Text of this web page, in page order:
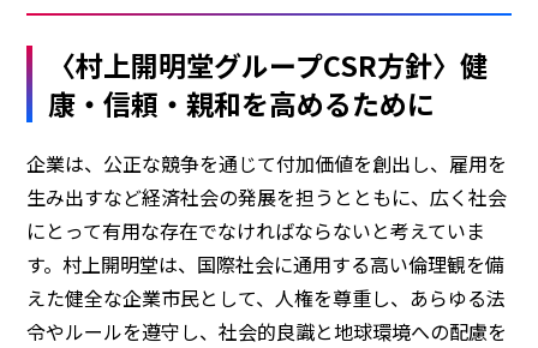
〈村上開明堂グループCSR方針〉健
康・信頼・親和を高めるために
企業は、公正な競争を通じて付加価値を創出し、雇用を
生み出すなど経済社会の発展を担うとともに、広く社会
にとって有用な存在でなければならないと考えていま
す。村上開明堂は、国際社会に通用する高い倫理観を備
えた健全な企業市民として、人権を尊重し、あらゆる法
令やルールを遵守し、社会的良識と地球環境への配慮を